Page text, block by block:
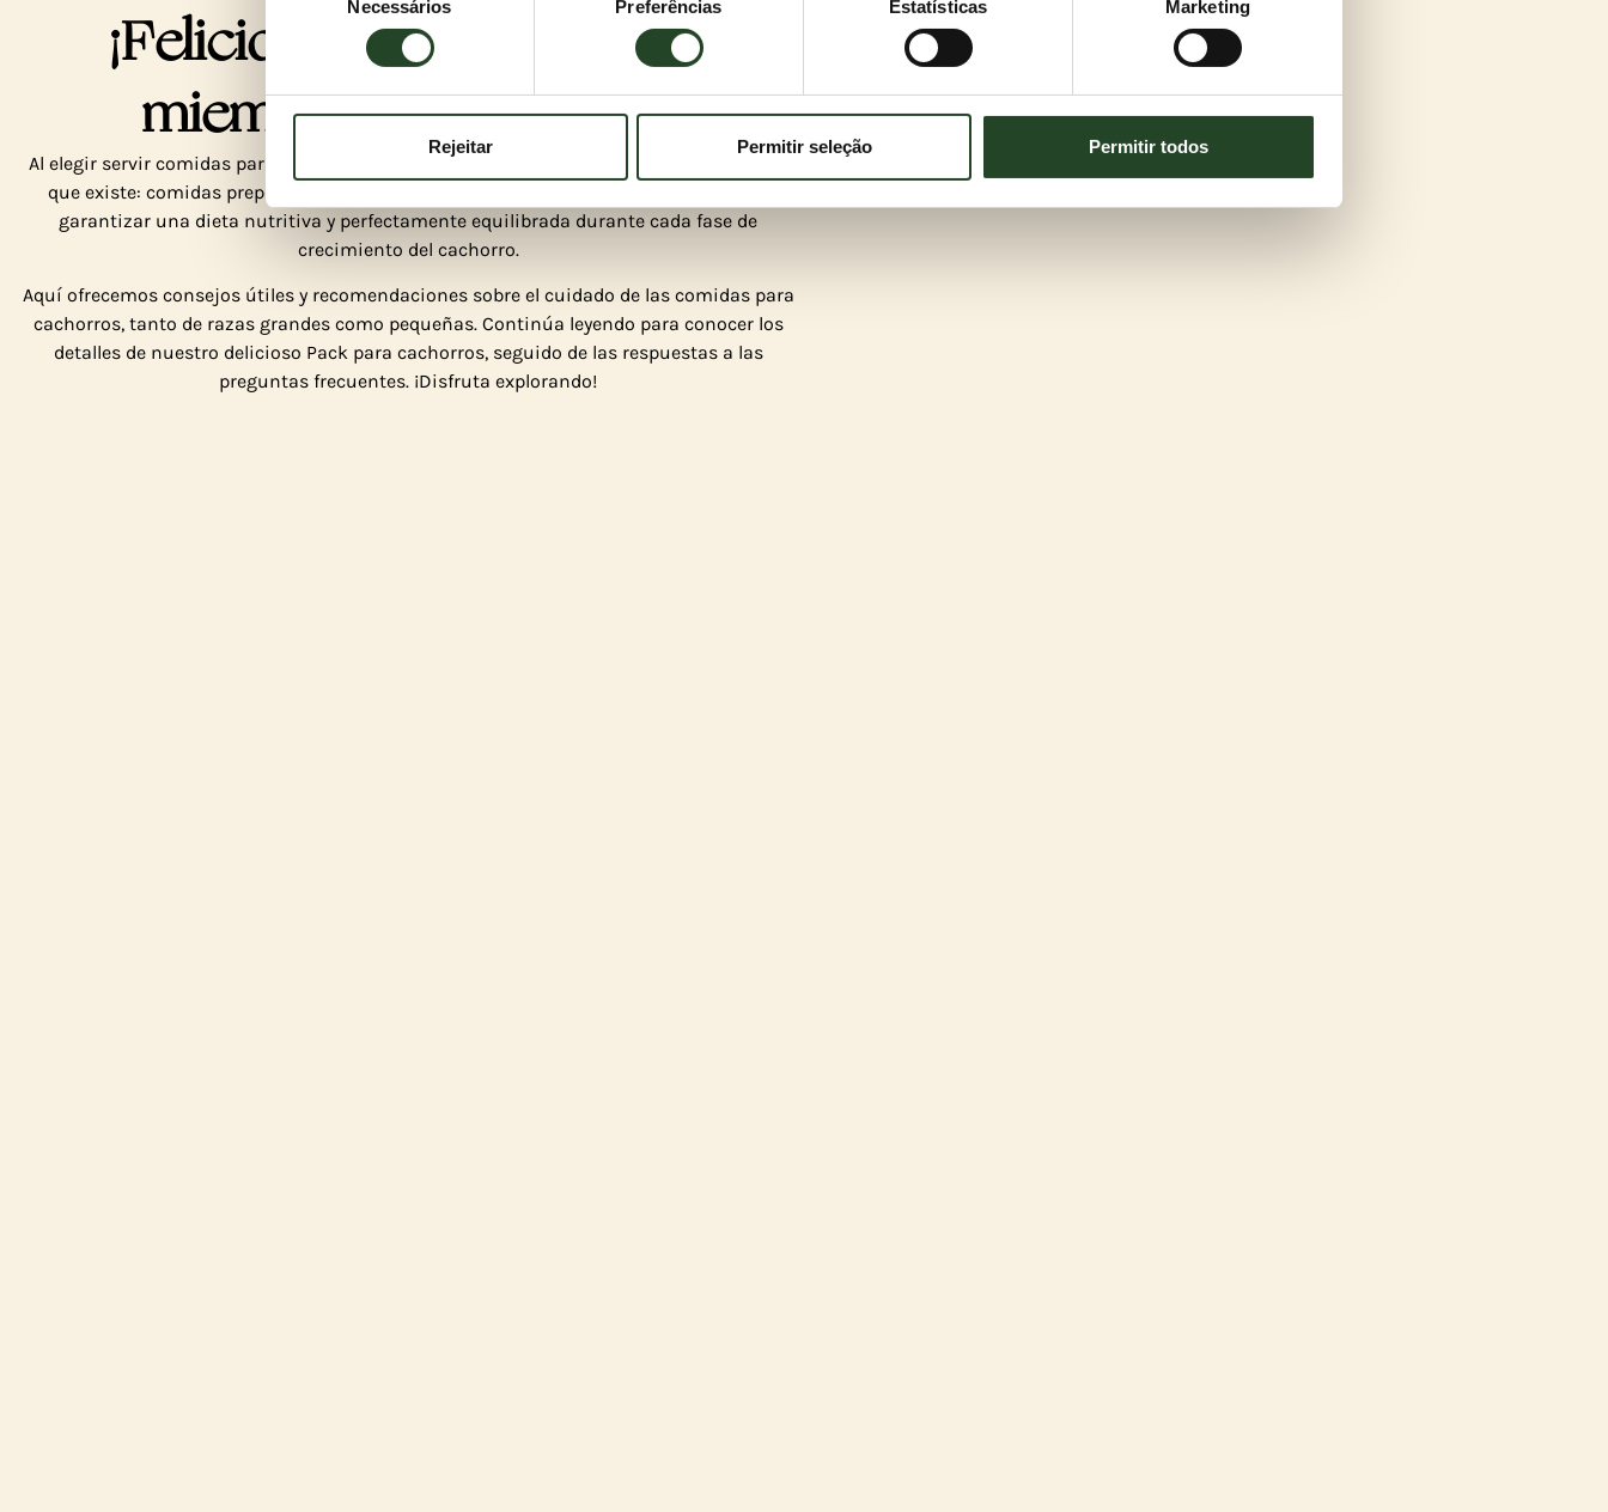
consentimento
Necessários Preferências Estatísticas Marketing
Rejeitar Permitir seleção Permitir todos
El mejor comienzo en la vida
para tu cachorro
¡Felicidades por el nuevo
miembro de la familia!
Al elegir servir comidas para cachorros ESSENTIALS, le brindarás a tu cachorro lo mejor
que existe: comidas preparadas con ingredientes frescos y de primera calidad para
garantizar una dieta nutritiva y perfectamente equilibrada durante cada fase de
crecimiento del cachorro.
Aquí ofrecemos consejos útiles y recomendaciones sobre el cuidado de las comidas para
cachorros, tanto de razas grandes como pequeñas. Continúa leyendo para conocer los
detalles de nuestro delicioso Pack para cachorros, seguido de las respuestas a las
preguntas frecuentes. ¡Disfruta explorando!